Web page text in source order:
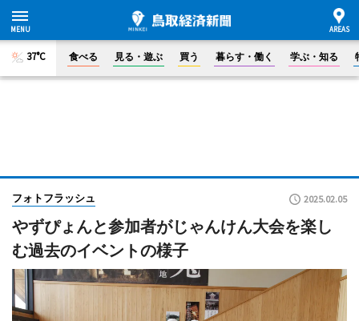
37°C 食べる 見る・遊ぶ 買う 暮らす・働く 学ぶ・知る
フォトフラッシュ 2025.02.05
やずぴょんと参加者がじゃんけん大会を楽し
む過去のイベントの様子